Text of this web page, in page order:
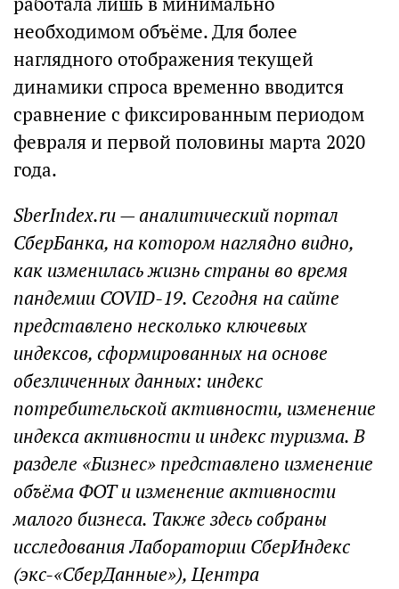
необходимом объёме. Для более
наглядного отображения текущей
динамики спроса временно вводится
сравнение с фиксированным периодом
февраля и первой половины марта 2020
года.
SberIndex.ru — аналитический портал
СберБанка, на котором наглядно видно,
как изменилась жизнь страны во время
пандемии COVID-19. Сегодня на сайте
представлено несколько ключевых
индексов, сформированных на основе
обезличенных данных: индекс
потребительской активности, изменение
индекса активности и индекс туризма. В
разделе «Бизнес» представлено изменение
объёма ФОТ и изменение активности
малого бизнеса. Также здесь собраны
исследования Лаборатории СберИндекс
(экс-«СберДанные»), Центра